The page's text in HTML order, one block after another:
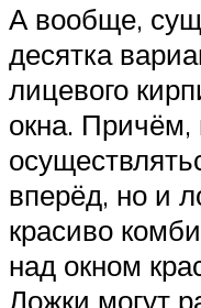
А вообще,
десятка
лицевого
окна.
вперёд, но и
красиво
над окном
Ложки могут